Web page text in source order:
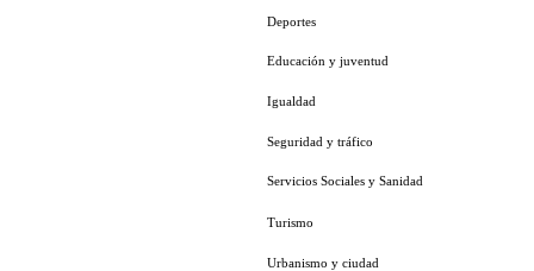
Deportes
Educación y juventud
Igualdad
Seguridad y tráfico
Servicios Sociales y Sanidad
Turismo
Urbanismo y ciudad